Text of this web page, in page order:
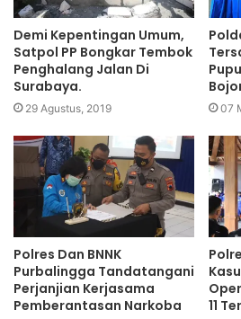
Demi Kepentingan Umum,
Satpol PP Bongkar Tembok
Penghalang Jalan Di
Surabaya.
29 Agustus, 2019 07
Polres Dan BNNK
Purbalingga Tandatangani
Perjanjian Kerjasama
Pemberantasan Narkoba
11